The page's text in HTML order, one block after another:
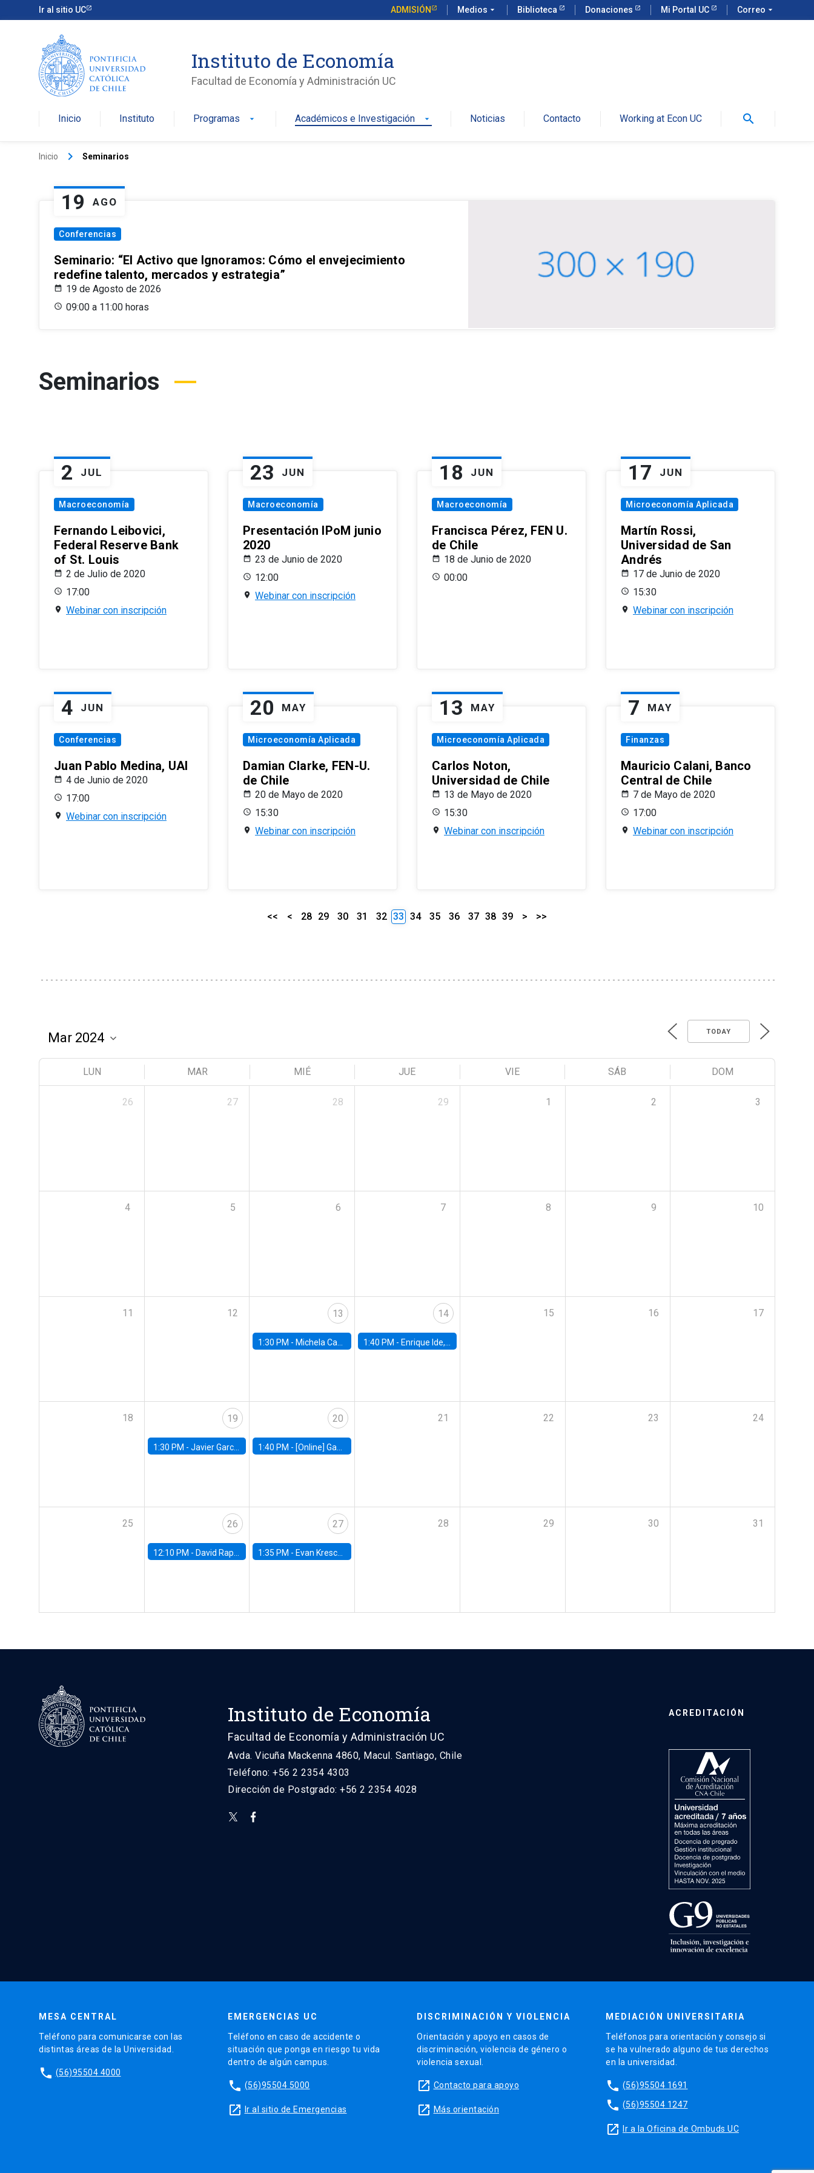
Ir al sitio UC ADMISIÓN Medios arrow_drop_down Biblioteca Donaciones Mi Portal UC Correo arrow_drop_down
Instituto de Economía
Facultad de Economía y Administración UC
Inicio Instituto Programas arrow_drop_down Académicos e Investigación arrow_drop_down Noticias Contacto Working at Econ UC search
Inicio keyboard_arrow_right Seminarios
19 AGO
Conferencias
Seminario: “El Activo que Ignoramos: Cómo el envejecimiento
redefine talento, mercados y estrategia”
19 de Agosto de 2026
09:00 a 11:00 horas
Seminarios
2 JUL
Macroeconomía
Fernando Leibovici,
Federal Reserve Bank
of St. Louis
2 de Julio de 2020
17:00
Webinar con inscripción
23 JUN
Macroeconomía
Presentación IPoM junio
2020
23 de Junio de 2020
12:00
Webinar con inscripción
18 JUN
Macroeconomía
Francisca Pérez, FEN U.
de Chile
18 de Junio de 2020
00:00
17 JUN
Microeconomía Aplicada
Martín Rossi,
Universidad de San
Andrés
17 de Junio de 2020
15:30
Webinar con inscripción
4 JUN
Conferencias
Juan Pablo Medina, UAI
4 de Junio de 2020
17:00
Webinar con inscripción
20 MAY
Microeconomía Aplicada
Damian Clarke, FEN-U.
de Chile
20 de Mayo de 2020
15:30
Webinar con inscripción
13 MAY
Microeconomía Aplicada
Carlos Noton,
Universidad de Chile
13 de Mayo de 2020
15:30
Webinar con inscripción
7 MAY
Finanzas
Mauricio Calani, Banco
Central de Chile
7 de Mayo de 2020
17:00
Webinar con inscripción
<< < 28 29 30 31 32 33 34 35 36 37 38 39 > >>
TODAY
LUN MAR MIÉ JUE VIE SÁB DOM
26 27 28 29 1 2 3
4 5 6 7 8 9 10
11 12 13
1:30 PM - Michela Carlana, Harvard Kennedy School
14
1:40 PM - Enrique Ide, IESE
15 16 17
18 19
1:30 PM - Javier Garcia Cicco, Universidad de San Andres
20
1:40 PM - [Online] Gabriel Englander, World Bank
21 22 23 24
25 26
12:10 PM - David Rappoport, FED Board
27
1:35 PM - Evan Kresch, Oberlin College
28 29 30 31
Instituto de Economía
Facultad de Economía y Administración UC
Avda. Vicuña Mackenna 4860, Macul. Santiago, Chile
Teléfono: +56 2 2354 4303
Dirección de Postgrado: +56 2 2354 4028
ACREDITACIÓN
MESA CENTRAL
Teléfono para comunicarse con las
distintas áreas de la Universidad.
phone (56)95504 4000
EMERGENCIAS UC
Teléfono en caso de accidente o
situación que ponga en riesgo tu vida
dentro de algún campus.
phone (56)95504 5000
launch Ir al sitio de Emergencias
DISCRIMINACIÓN Y VIOLENCIA
Orientación y apoyo en casos de
discriminación, violencia de género o
violencia sexual.
launch Contacto para apoyo
launch Más orientación
MEDIACIÓN UNIVERSITARIA
Teléfonos para orientación y consejo si
se ha vulnerado alguno de tus derechos
en la universidad.
phone (56)95504 1691
phone (56)95504 1247
launch Ir a la Oficina de Ombuds UC